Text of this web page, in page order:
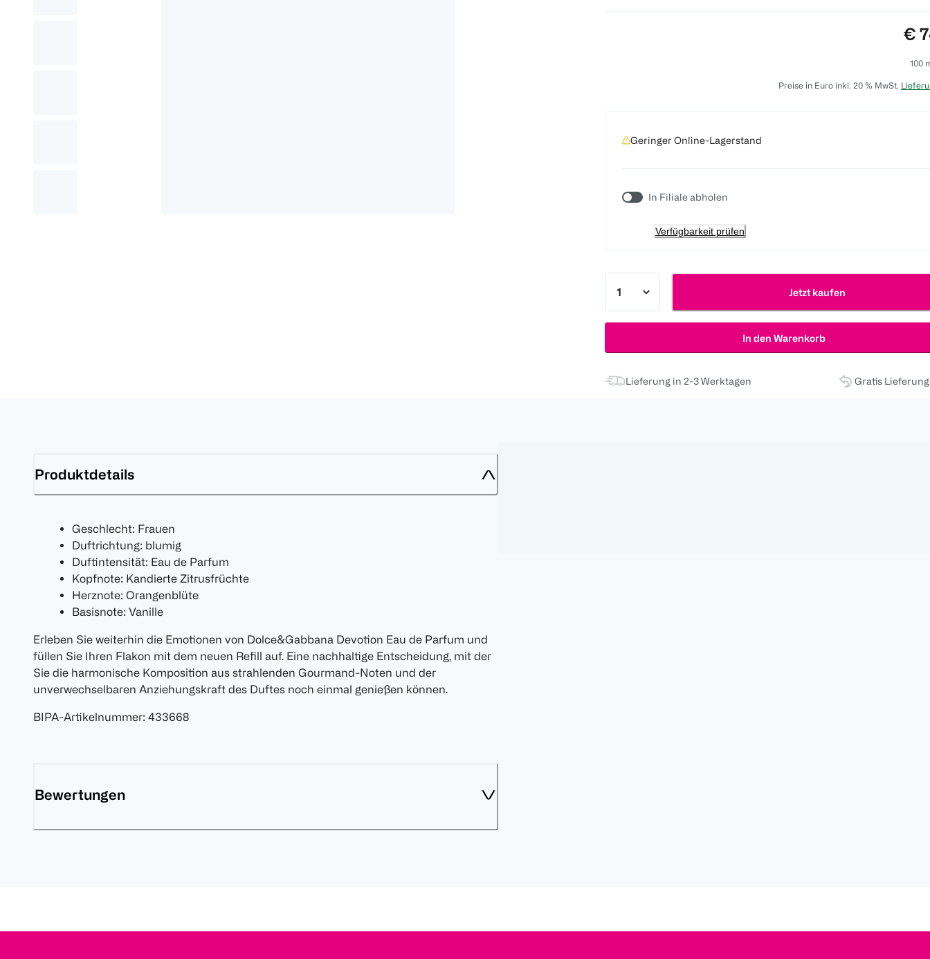
€
100
Preise in Euro inkl. 20 % MwSt.
Geringer Online-Lagerstand
In Filiale abholen
Verfügbarkeit prüfen
Jetzt kaufen
In den Warenkorb
Lieferung in 2-3 Werktagen Gratis
Produktdetails
Geschlecht: Frauen
Duftrichtung: blumig
Duftintensität: Eau de Parfum
Kopfnote: Kandierte Zitrusfrüchte
Herznote: Orangenblüte
Basisnote: Vanille
Erleben Sie weiterhin die Emotionen von Dolce&Gabbana Devotion Eau de Parfum und
füllen Sie Ihren Flakon mit dem neuen Refill auf. Eine nachhaltige Entscheidung, mit der
Sie die harmonische Komposition aus strahlenden Gourmand-Noten und der
unverwechselbaren Anziehungskraft des Duftes noch einmal genießen können.
BIPA-Artikelnummer: 433668
Bewertungen